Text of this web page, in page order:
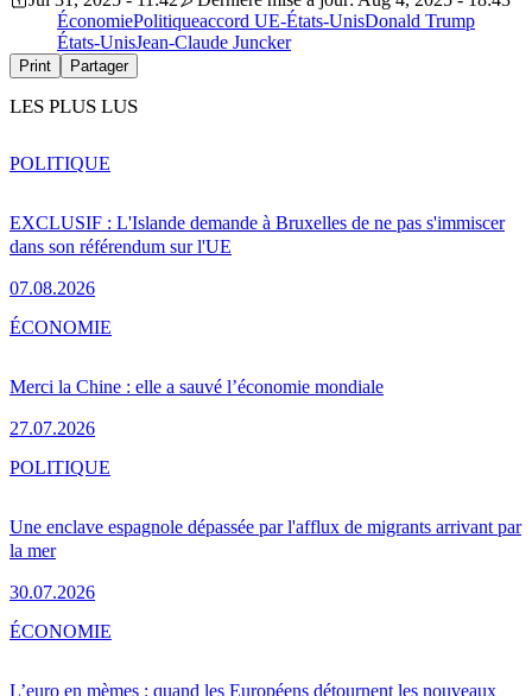
ÉconomiePolitiqueaccord UE-États-UnisDonald Trump
États-UnisJean-Claude Juncker
Print Partager
LES PLUS LUS
EXCLUSIF : L'Islande demande à Bruxelles de ne pas s'immiscer
dans son référendum sur l'UE
07.08.2026
POLITIQUE
Merci la Chine : elle a sauvé l’économie mondiale
27.07.2026
ÉCONOMIE
Une enclave espagnole dépassée par l'afflux de migrants arrivant par
la mer
30.07.2026
POLITIQUE
L’euro en mèmes : quand les Européens détournent les nouveaux
ÉCONOMIE